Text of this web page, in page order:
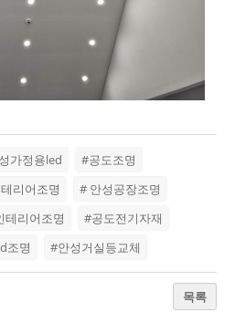
가정용led
#공도조명
리어조명
# 안성공장조명
테리어조명
#공도전기자재
조명 #안성거실등교체
목록